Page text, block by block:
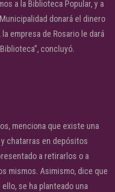
a la Biblioteca Popular, y a
donará el dinero
empresa de Rosario le dará
concluyó.
menciona que existe una
chatarras en depósitos
a retirarlos o a
mismos. Asimismo, dice que
se ha planteado una